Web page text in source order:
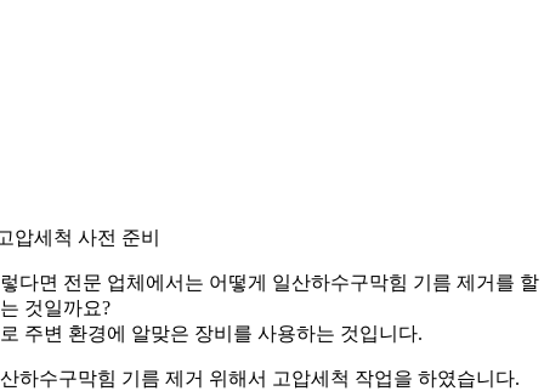
압세척 사전 준비
다면 전문 업체에서는 어떻게 일산하수구막힘 기름 제거를 할
것일까요?
주변 환경에 알맞은 장비를 사용하는 것입니다.
하수구막힘 기름 제거 위해서 고압세척 작업을 하였습니다.